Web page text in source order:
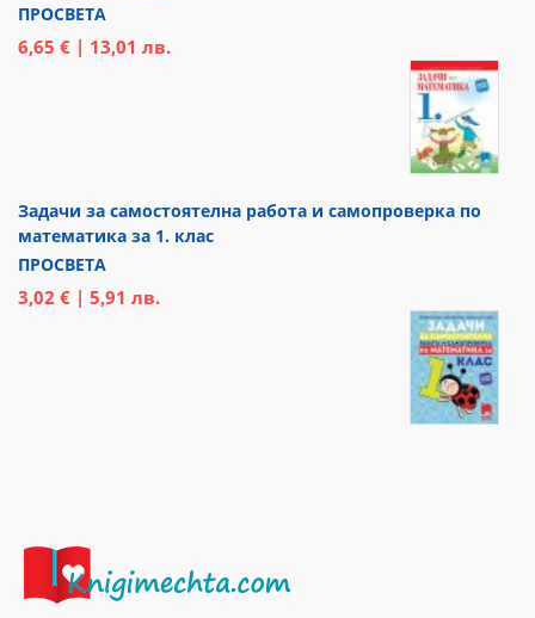
ПРОСВЕТА
6,65 € | 13,01 лв.
Задачи за самостоятелна работа и самопроверка по
математика за 1. клас
ПРОСВЕТА
3,02 € | 5,91 лв.